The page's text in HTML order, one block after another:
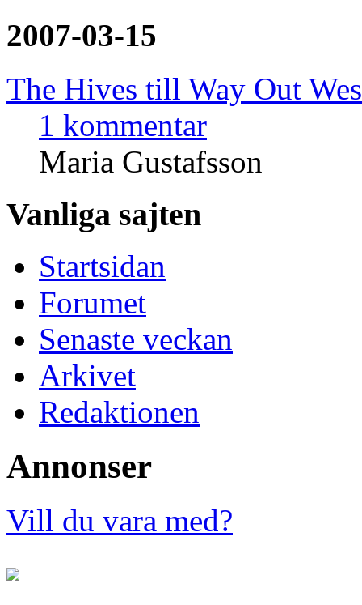
2007-03-15
The Hives till Way Out
1 kommentar
Maria Gustafsson
Vanliga sajten
Startsidan
Forumet
Senaste veckan
Arkivet
Redaktionen
Annonser
Vill du vara med?